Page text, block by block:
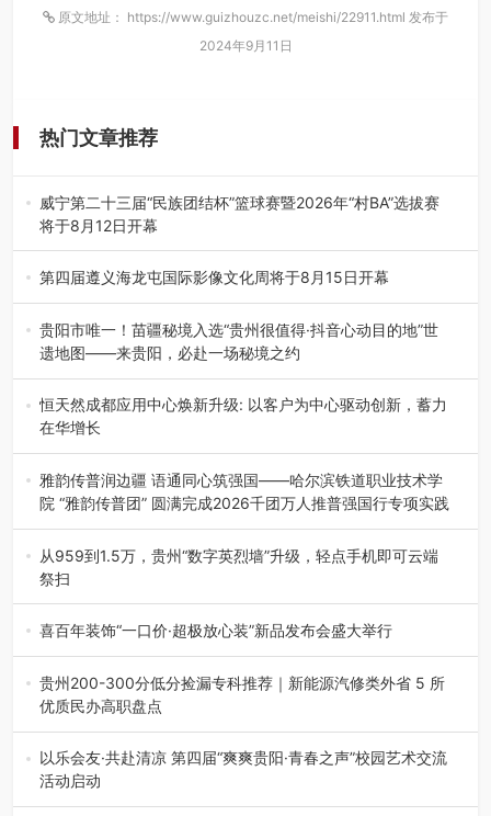
原文地址： https://www.guizhouzc.net/meishi/22911.html 发布于
2024年9月11日
热门文章推荐
威宁第二十三届“民族团结杯”篮球赛暨2026年“村BA”选拔赛
将于8月12日开幕
8月7日，威宁彝族回族苗族自治县第二十三届“民族团结
杯”篮球赛暨2026年“村B…
第四届遵义海龙屯国际影像文化周将于8月15日开幕
8月7日，第四届遵义海龙屯国际影像文化周媒体通气会在世
界文化遗产地海龙屯核心景区…
贵阳市唯一！苗疆秘境入选“贵州很值得·抖音心动目的地”世
遗地图——来贵阳，必赴一场秘境之约
2026年7月21日，2026年“贵州很值得”暨抖音“心动目的
地”（贵州站）主题…
恒天然成都应用中心焕新升级: 以客户为中心驱动创新，蓄力
在华增长
融合全球研发实力与本土洞察，深化客户共创，赋能西南市
场创新发展 （7月27日，成…
雅韵传普润边疆 语通同心筑强国——哈尔滨铁道职业技术学
院 “雅韵传普团” 圆满完成2026千团万人推普强国行专项实践
为扎实推进2026“千团万人推普强国行”大学生暑期社会实
践，牢牢紧扣 “雅韵传普…
从959到1.5万，贵州“数字英烈墙”升级，轻点手机即可云端
祭扫
八一建军节到来之际，由贵州省退役军人事务厅指导，贵阳
市退役军人事务局联合贵州广电…
喜百年装饰“一口价·超极放心装”新品发布会盛大举行
2026年7月31日，喜百年装饰“一口价·超极放心装”新品发布
会在贵阳隆重举行。…
贵州200-300分低分捡漏专科推荐｜新能源汽修类外省 5 所
优质民办高职盘点
在贵州省高考志愿填报体系中，200至300分数段考生可选择
的省内工科、新能源汽车…
以乐会友·共赴清凉 第四届“爽爽贵阳·青春之声”校园艺术交流
活动启动
七月的贵阳，清风送爽，第四届“爽爽贵阳·青春之声”校园管